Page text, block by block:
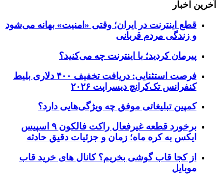
آخرین اخبار
قطع اینترنت در ایران؛ وقتی «امنیت» بهانه می‌شود
و زندگی مردم قربانی
پیرمان کردید؛ با اینترنت چه می‌کنید؟
فرصت استثنایی: دریافت تخفیف ۴۰۰ دلاری بلیط
کنفرانس تک‌کرانچ دیسراپت ۲۰۲۶
کمپین تبلیغاتی موفق چه ویژگی‌هایی دارد؟
برخورد قطعه غیرفعال راکت فالکون ۹ اسپیس
ایکس به کره ماه؛ زمان و جزئیات دقیق حادثه
از کجا قاب گوشی بخریم؟ کانال های خرید قاب
موبایل